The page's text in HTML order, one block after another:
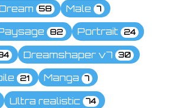
58 Male 7
82 Portrait 24
Dreamshaper v7 30
21 Manga 7
Ultra realistic 74